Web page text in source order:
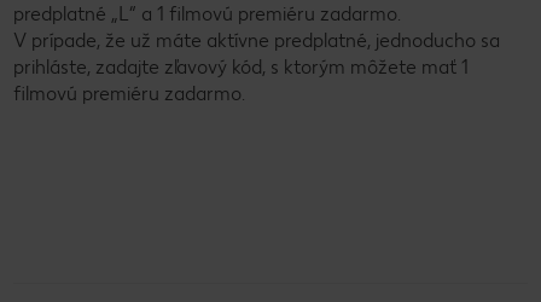
predplatné „L“ a 1 filmovú premiéru zadarmo.
V prípade, že už máte aktívne predplatné, jednoducho sa
prihláste, zadajte zľavový kód, s ktorým môžete mať 1
filmovú premiéru zadarmo.